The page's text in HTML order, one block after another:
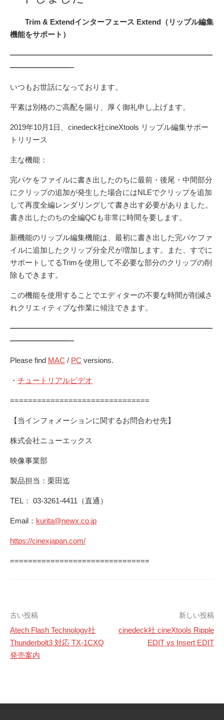
Trim & Extendインターフェース Extend（リップル編集
機能をサポート）
———————————————————————————
————————–
いつもお世話になっております。
平素は別格のご高配を賜り、厚く御礼申し上げます。
2019年10月1日、cinedeck社cineXtools リップル編集サポー
トリリース
主な機能：
完パケをファイルに書き出したのちに最前・後尾・中間部分
にクリップの追加が発生した場合にはNLEでクリップを追加
して再度全編レンダリングして書き出す必要がありました。
書き出したのちの全編QCも非常に時間を要します。
新機能のリップル編集機能は、最初に書き出した完パケファ
イルに追加したクリップ分全尺が増加します。また、すでに
サポートしてるTrimを使用して不必要な部分のクリップの削
除もできます。
この機能を使用することでエディターの不要な時間が削減さ
れクリエィティブな作業に傾注できます。
———————————————————————————
————————–
Please find MAC / PC versions.
・ チュートリアルビデオ
===============================
【当インフォメーションに関するお問合わせ先】
株式会社ニューエックス
映像事業部
製品担当：栗田迄
TEL： 03-3261-4411（直通）
Email： kurita@newx.co.jp
https://cinexjapan.com/
===============================
投
稿
ナ
ゲ
古い投稿
Atech Flash Technology社
Thunderbolt3 対応 TX-1CXQ
発売案内
新しい投稿
cinedeck社 cineXtools Ripple
EDIT vs Insert EDIT